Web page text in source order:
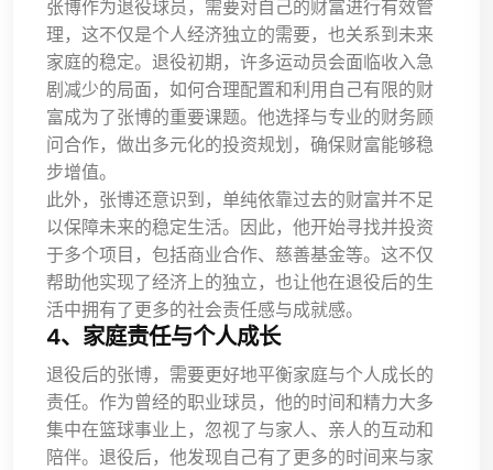
张博作为退役球员，需要对自己的财富进行有效管
理，这不仅是个人经济独立的需要，也关系到未来
家庭的稳定。退役初期，许多运动员会面临收入急
剧减少的局面，如何合理配置和利用自己有限的财
富成为了张博的重要课题。他选择与专业的财务顾
问合作，做出多元化的投资规划，确保财富能够稳
步增值。
此外，张博还意识到，单纯依靠过去的财富并不足
以保障未来的稳定生活。因此，他开始寻找并投资
于多个项目，包括商业合作、慈善基金等。这不仅
帮助他实现了经济上的独立，也让他在退役后的生
活中拥有了更多的社会责任感与成就感。
4、家庭责任与个人成长
退役后的张博，需要更好地平衡家庭与个人成长的
责任。作为曾经的职业球员，他的时间和精力大多
集中在篮球事业上，忽视了与家人、亲人的互动和
陪伴。退役后，他发现自己有了更多的时间来与家